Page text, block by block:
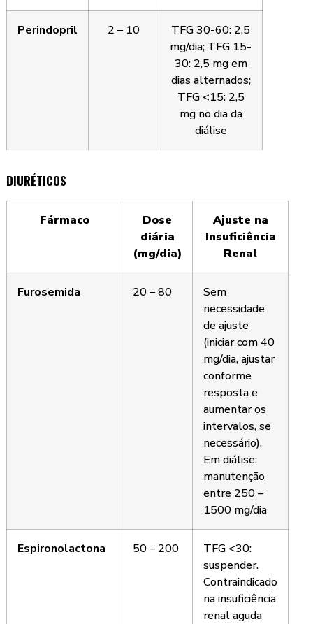
Perindopril 2 – 10
TFG 30-60: 2,5
mg/dia; TFG 15-
30: 2,5 mg em
dias alternados;
TFG <15: 2,5
mg no dia da
diálise
DIURÉTICOS
Fármaco
Dose
diária
(mg/dia)
Ajuste na
Insuficiência
Renal
Furosemida 20 – 80
Sem
necessidade
de ajuste
(iniciar com 40
mg/dia, ajustar
conforme
resposta e
aumentar os
intervalos, se
necessário).
Em diálise:
manutenção
entre 250 –
1500 mg/dia
Espironolactona 50 – 200
TFG <30:
suspender.
Contraindicado
na insuficiência
renal aguda